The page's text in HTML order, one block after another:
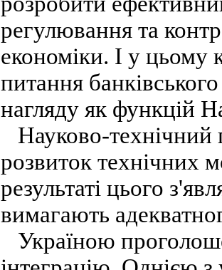
регулювання та
економіки. І у цьому
питання
нагляду як функцій
Науково-технічний
розвиток технічних
результаті цього
вимагають
Україною